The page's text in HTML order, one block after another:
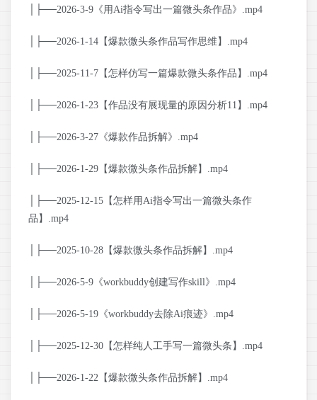
│├──2026-3-9《用Ai指令写出一篇微头条作品》.mp4
│├──2026-1-14【爆款微头条作品写作思维】.mp4
│├──2025-11-7【怎样仿写一篇爆款微头条作品】.mp4
│├──2026-1-23【作品没有展现量的原因分析11】.mp4
│├──2026-3-27《爆款作品拆解》.mp4
│├──2026-1-29【爆款微头条作品拆解】.mp4
│├──2025-12-15【怎样用Ai指令写出一篇微头条作
品】.mp4
│├──2025-10-28【爆款微头条作品拆解】.mp4
│├──2026-5-9《workbuddy创建写作skill》.mp4
│├──2026-5-19《workbuddy去除Ai痕迹》.mp4
│├──2025-12-30【怎样纯人工手写一篇微头条】.mp4
│├──2026-1-22【爆款微头条作品拆解】.mp4